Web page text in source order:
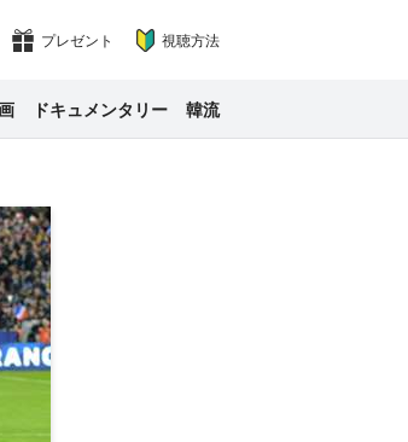
プレゼント 視聴方法
ドキュメンタリー 韓流